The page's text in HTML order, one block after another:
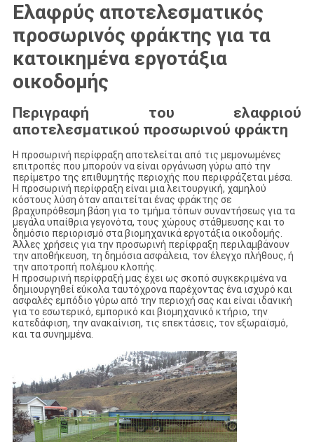
Ελαφρύς αποτελεσματικός
προσωρινός φράκτης για τα
κατοικημένα εργοτάξια
οικοδομής
Περιγραφή του ελαφριού
αποτελεσματικού προσωρινού φράκτη
Η προσωρινή περίφραξη αποτελείται από τις μεμονωμένες
επιτροπές που μπορούν να είναι οργάνωση γύρω από την
περίμετρο της επιθυμητής περιοχής που περιφράζεται μέσα.
Η προσωρινή περίφραξη είναι μια λειτουργική, χαμηλού
κόστους λύση όταν απαιτείται ένας φράκτης σε
βραχυπρόθεσμη βάση για το τμήμα τόπων συναντήσεως για τα
μεγάλα υπαίθρια γεγονότα, τους χώρους στάθμευσης και το
δημόσιο περιορισμό στα βιομηχανικά εργοτάξια οικοδομής.
Άλλες χρήσεις για την προσωρινή περίφραξη περιλαμβάνουν
την αποθήκευση, τη δημόσια ασφάλεια, τον έλεγχο πλήθους, ή
την αποτροπή πολέμου κλοπής.
Η προσωρινή περίφραξή μας έχει ως σκοπό συγκεκριμένα να
δημιουργηθεί εύκολα ταυτόχρονα παρέχοντας ένα ισχυρό και
ασφαλές εμπόδιο γύρω από την περιοχή σας και είναι ιδανική
για το εσωτερικό, εμπορικό και βιομηχανικό κτήριο, την
κατεδάφιση, την ανακαίνιση, τις επεκτάσεις, τον εξωραϊσμό,
και τα συνημμένα.